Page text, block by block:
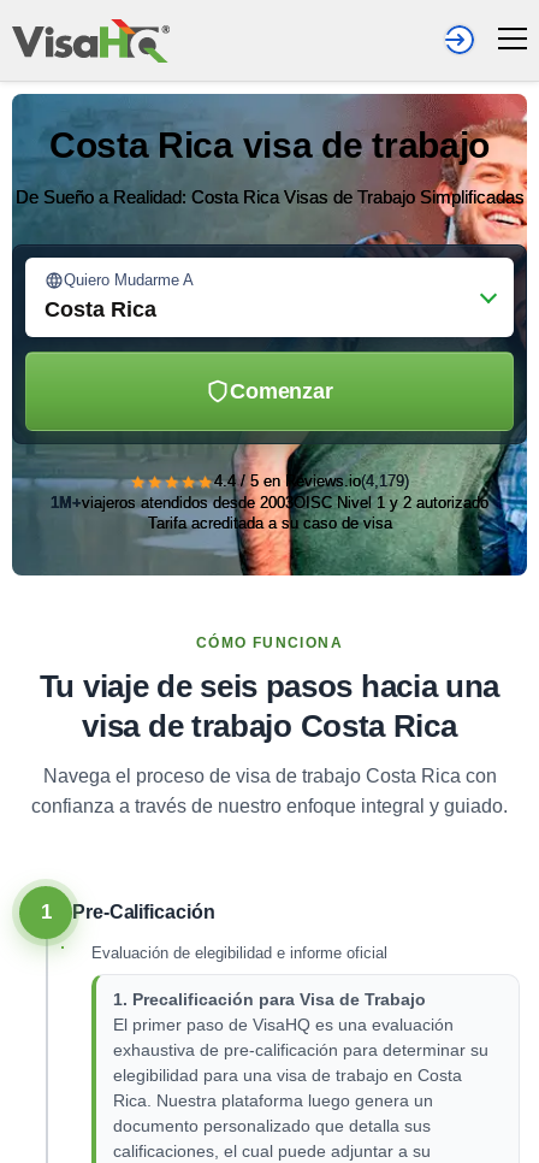
Costa Rica visa de trabajo
De Sueño a Realidad: Costa Rica Visas de Trabajo Simplificadas
Quiero Mudarme A
Costa Rica
Comenzar
★★★★★4.4 / 5 en Reviews.io(4,179)
1M+viajeros atendidos desde 2003OISC Nivel 1 y 2 autorizado
Tarifa acreditada a su caso de visa
CÓMO FUNCIONA
Tu viaje de seis pasos hacia una
visa de trabajo Costa Rica
Navega el proceso de visa de trabajo Costa Rica con
confianza a través de nuestro enfoque integral y guiado.
1 Pre-Calificación
Evaluación de elegibilidad e informe oficial
1. Precalificación para Visa de Trabajo
El primer paso de VisaHQ es una evaluación
exhaustiva de pre-calificación para determinar su
elegibilidad para una visa de trabajo en Costa
Rica. Nuestra plataforma luego genera un
documento personalizado que detalla sus
calificaciones, el cual puede adjuntar a su